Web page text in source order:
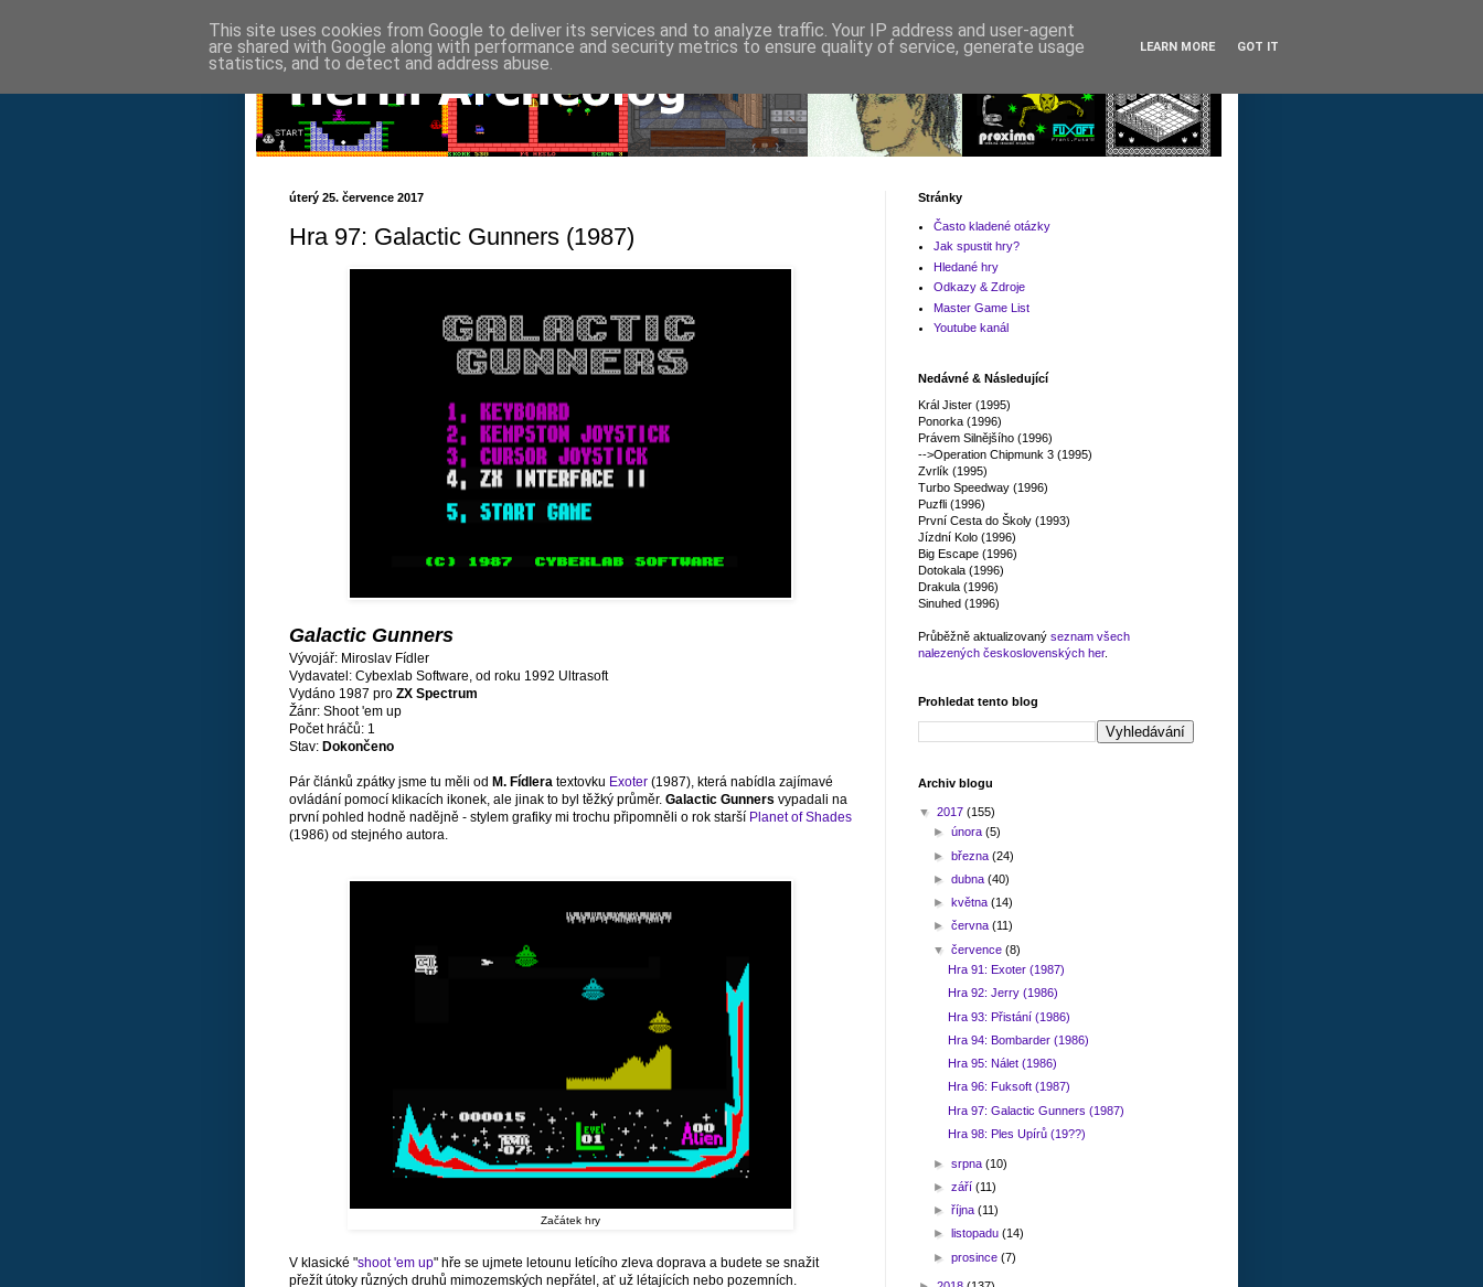
úterý 25. července 2017
Hra 97: Galactic Gunners (1987)
Galactic Gunners
Vývojář: Miroslav Fídler
Vydavatel: Cybexlab Software, od roku 1992 Ultrasoft
Vydáno 1987 pro ZX Spectrum
Žánr: Shoot 'em up
Počet hráčů: 1
Stav: Dokončeno
Pár článků zpátky jsme tu měli od M. Fídlera textovku Exoter (1987), která nabídla zajímavé
ovládání pomocí klikacích ikonek, ale jinak to byl těžký průměr. Galactic Gunners vypadali na
první pohled hodně nadějně - stylem grafiky mi trochu připomněli o rok starší Planet of Shades
(1986) od stejného autora.
Začátek hry
V klasické "shoot 'em up" hře se ujmete letounu letícího zleva doprava a budete se snažit
přežít útoky různých druhů mimozemských nepřátel, ať už létajících nebo pozemních.
Stránky
Často kladené otázky
Jak spustit hry?
Hledané hry
Odkazy & Zdroje
Master Game List
Youtube kanál
Nedávné & Následující
Král Jister (1995)
Ponorka (1996)
Právem Silnějšího (1996)
-->Operation Chipmunk 3 (1995)
Zvrlík (1995)
Turbo Speedway (1996)
Puzfli (1996)
První Cesta do Školy (1993)
Jízdní Kolo (1996)
Big Escape (1996)
Dotokala (1996)
Drakula (1996)
Sinuhed (1996)
Průběžně aktualizovaný seznam všech
nalezených československých her.
Prohledat tento blog
Archiv blogu
▼ 2017 (155)
►února(5)
►března(24)
►dubna(40)
►května(14)
►června(11)
▼července(8)
Hra 91: Exoter (1987)
Hra 92: Jerry (1986)
Hra 93: Přistání (1986)
Hra 94: Bombarder (1986)
Hra 95: Nálet (1986)
Hra 96: Fuksoft (1987)
Hra 97: Galactic Gunners (1987)
Hra 98: Ples Upírů (19??)
►srpna(10)
►září(11)
►října(11)
►
listopadu(14)
►prosince(7)
This site uses cookies from Google to deliver its services and to analyze traffic. Your IP address and user-agent
are shared with Google along with performance and security metrics to ensure quality of service, generate usage
statistics, and to detect and address abuse.
LEARN MORE GOT IT